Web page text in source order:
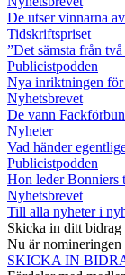
De utser vinnarna
Tidskriftspriset
”Det sämsta från
Publicistpodden
Nya inriktningen för
Nyhetsbrevet
De vann
Nyheter
Vad händer
Publicistpodden
Hon leder Bonniers
Nyhetsbrevet
Till alla nyheter i
Skicka in ditt
Nu är nomineringen
SKICKA IN